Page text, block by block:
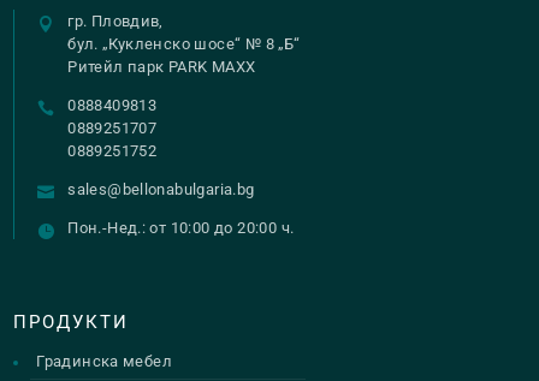
may
be
chosen
on
the
гр. Пловдив,
бул. „Кукленско шосе“ № 8 „Б“
Ритейл парк PARK MAXX
0888409813
0889251707
0889251752
sales@bellonabulgaria.bg
Пон.-Нед.: от 10:00 до 20:00 ч.
ПРОДУКТИ
Градинска мебел